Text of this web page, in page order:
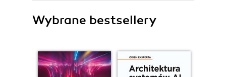
Wybrane bestsellery